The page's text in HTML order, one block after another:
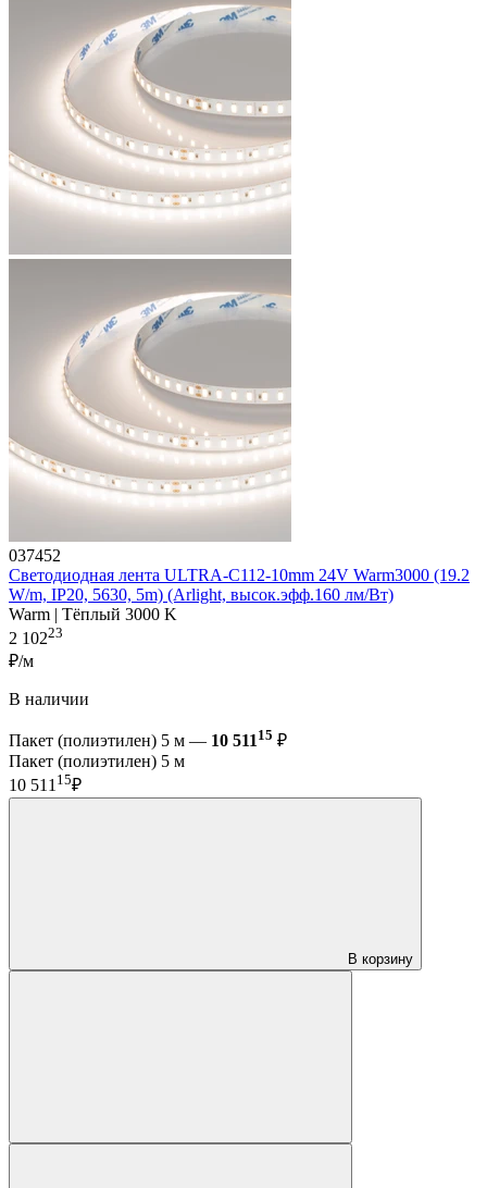
037452
Светодиодная лента ULTRA-C112-10mm 24V Warm3000 (19.2
W/m, IP20, 5630, 5m) (Arlight, высок.эфф.160 лм/Вт)
Warm | Тёплый 3000 K
2 10223
₽/м
В наличии
Пакет (полиэтилен) 5 м — 10 51115 ₽
Пакет (полиэтилен) 5 м
10 51115₽
В корзину